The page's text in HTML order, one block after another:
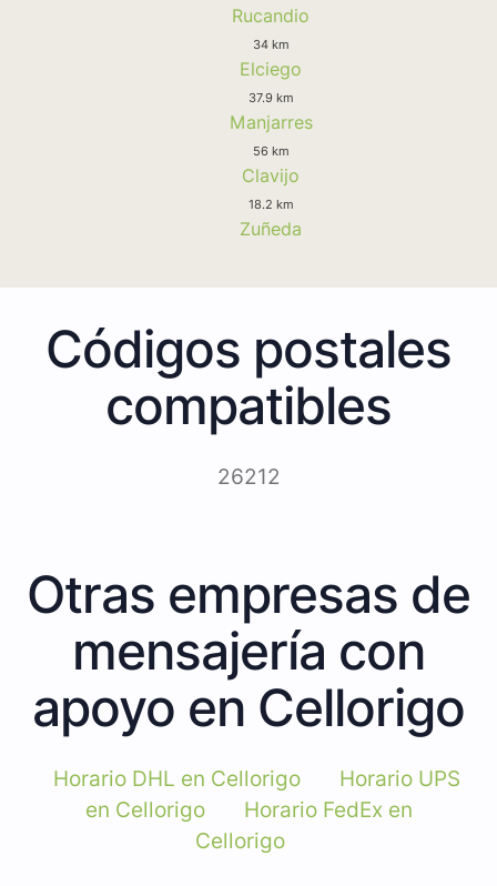
Rucandio
34 km
Elciego
37.9 km
Manjarres
56 km
Clavijo
18.2 km
Zuñeda
Códigos postales
compatibles
26212
Otras empresas de
mensajería con
apoyo en Cellorigo
Horario DHL en Cellorigo
Horario UPS
en Cellorigo
Horario FedEx en
Cellorigo